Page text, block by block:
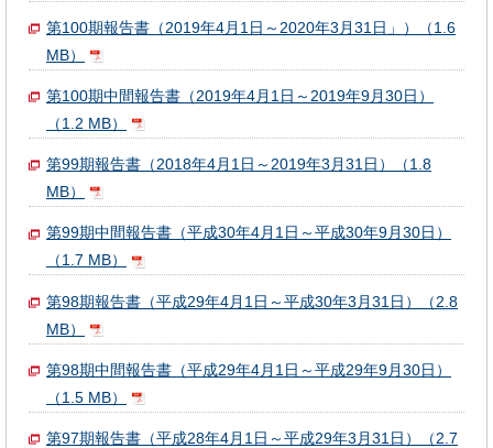
第100期報告書（2019年4月1日～2020年3月31日」）（1.6
MB）
第100期中間報告書（2019年4月1日～2019年9月30日）
（1.2 MB）
第99期報告書（2018年4月1日～2019年3月31日）（1.8
MB）
第99期中間報告書（平成30年4月1日～平成30年9月30日）
（1.7 MB）
第98期報告書（平成29年4月1日～平成30年3月31日）（2.8
MB）
第98期中間報告書（平成29年4月1日～平成29年9月30日）
（1.5 MB）
第97期報告書（平成28年4月1日～平成29年3月31日）（2.7